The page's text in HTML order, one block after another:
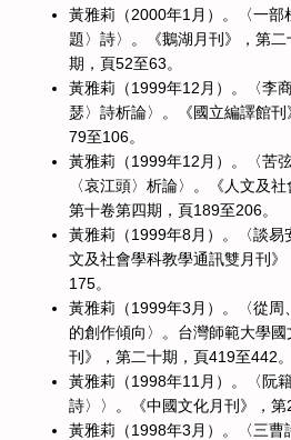
黃雅莉（2000年1月）。〈一
題〉詩〉。《鵝湖月刊》，第
期，頁52至63。
黃雅莉（1999年12月）。〈李
瑟〉詩析論〉。《國立編譯館
79至106。
黃雅莉（1999年12月）。〈苦
〈哀江頭〉析論〉。《人文及
第十卷第四期，頁189至206。
黃雅莉（1999年8月）。〈談易
文及社會學科教學通訊雙月刊
175。
黃雅莉（1999年3月）。〈從周
的創作傾向〉。台灣師範大學
刊》，第二十期，頁419至442。
黃雅莉（1998年11月）。〈阮
詩〉〉。《中國文化月刊》，第
黃雅莉（1998年3月）。〈三曹